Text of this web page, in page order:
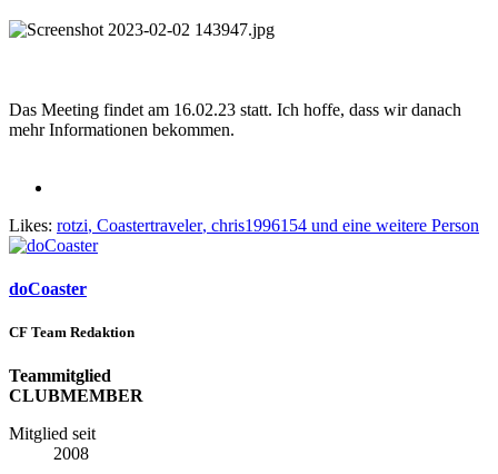
Das Meeting findet am 16.02.23 statt. Ich hoffe, dass wir danach
mehr Informationen bekommen.
Likes: rotzi, Coastertraveler, chris1996154 und eine weitere Person
doCoaster
CF Team Redaktion
Teammitglied
CLUBMEMBER
Mitglied seit
2008